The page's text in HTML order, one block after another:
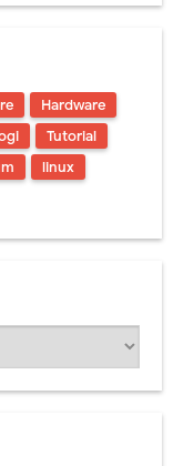
Hardware
Tutorial
linux